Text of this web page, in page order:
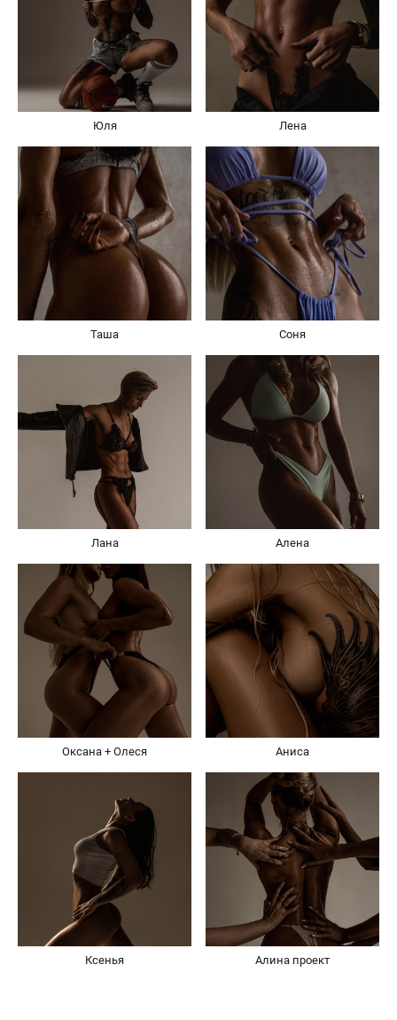
Юля Лена
Таша Соня
Лана Алена
Оксана + Олеся Аниса
Ксенья Алина проект